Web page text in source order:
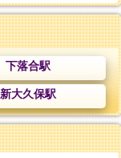
下落合駅
新大久保駅